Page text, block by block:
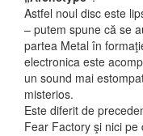
Astfel noul disc este
– putem spune că se
partea Metal în
electronica este
un sound mai
misterios.
Este diferit de
Fear Factory şi nici